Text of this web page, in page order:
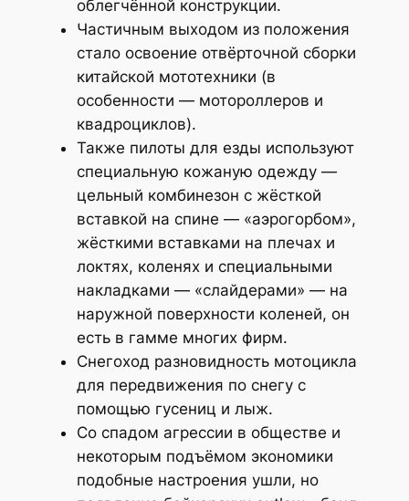
облегчённой конструкции.
Частичным выходом из положения
стало освоение отвёрточной сборки
китайской мототехники (в
особенности — мотороллеров и
квадроциклов).
Также пилоты для езды используют
специальную кожаную одежду —
цельный комбинезон с жёсткой
вставкой на спине — «аэрогорбом»,
жёсткими вставками на плечах и
локтях, коленях и специальными
накладками — «слайдерами» — на
наружной поверхности коленей, он
есть в гамме многих фирм.
Снегоход разновидность мотоцикла
для передвижения по снегу с
помощью гусениц и лыж.
Со спадом агрессии в обществе и
некоторым подъёмом экономики
подобные настроения ушли, но